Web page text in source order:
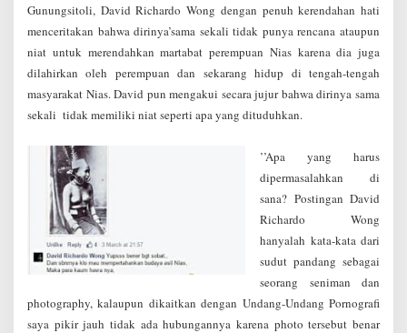
Gunungsitoli, David Richardo Wong dengan penuh kerendahan hati
menceritakan bahwa dirinya’sama sekali tidak punya rencana ataupun
niat untuk merendahkan martabat perempuan Nias karena dia juga
dilahirkan oleh perempuan dan sekarang hidup di tengah-tengah
masyarakat Nias. David pun mengakui secara jujur bahwa dirinya sama
sekali tidak memiliki niat seperti apa yang dituduhkan.
’’Apa yang harus
dipermasalahkan di
sana? Postingan David
Richardo Wong
hanyalah kata-kata dari
sudut pandang sebagai
seorang seniman dan
photography, kalaupun dikaitkan dengan Undang-Undang Pornografi
saya pikir jauh tidak ada hubungannya karena photo tersebut benar